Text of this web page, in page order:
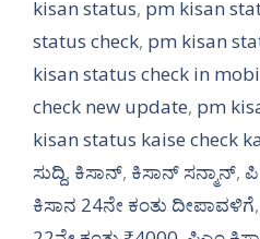
kisan status, pm kisan
status check, pm kisan
kisan status check in
check new update, pm
kisan status kaise check
ಸುದ್ದಿ, ಕಿಸಾನ್, ಕಿಸಾನ್ ಸನ್ಮಾನ್,
ಕಿಸಾನ 24ನೇ ಕಂತು ದೀಪಾವಳಿಗೆ,